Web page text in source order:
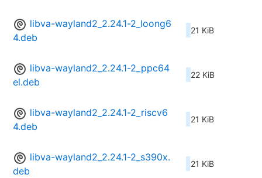
libva-wayland2_2.24.1-2_loong6
4.deb
21 KiB
libva-wayland2_2.24.1-2_ppc64
el.deb
22 KiB
libva-wayland2_2.24.1-2_riscv6
4.deb
21 KiB
libva-wayland2_2.24.1-2_s390x.
deb
21 KiB